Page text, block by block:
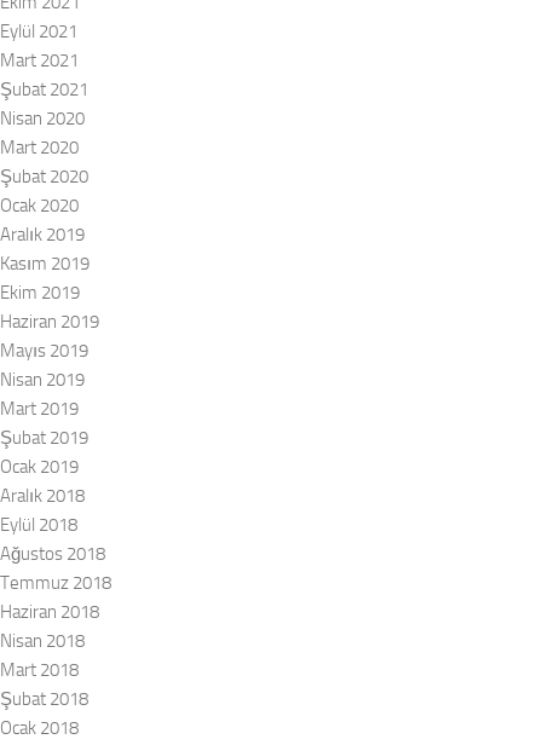
Eylül 2021
Mart 2021
Şubat 2021
Nisan 2020
Mart 2020
Şubat 2020
Ocak 2020
Aralık 2019
Kasım 2019
Ekim 2019
Haziran 2019
Mayıs 2019
Nisan 2019
Mart 2019
Şubat 2019
Ocak 2019
Aralık 2018
Eylül 2018
Ağustos 2018
Temmuz 2018
Haziran 2018
Nisan 2018
Mart 2018
Şubat 2018
Ocak 2018